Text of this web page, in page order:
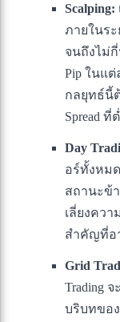
Scalping:
ภายในร
จนถึงไม่
Pip ในแ
กลยุทธ์นี้
Spread ที่
Day
อร์ทั้งหม
สถานะข้า
เลี่ยงคว
สำคัญที่อ
Grid
Trading
บริบทขอ